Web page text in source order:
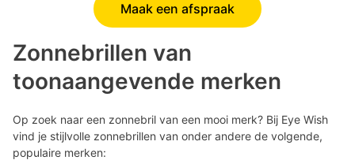
Maak een afspraak
Zonnebrillen van
toonaangevende merken
Op zoek naar een zonnebril van een mooi merk? Bij Eye Wish
vind je stijlvolle zonnebrillen van onder andere de volgende,
populaire merken: